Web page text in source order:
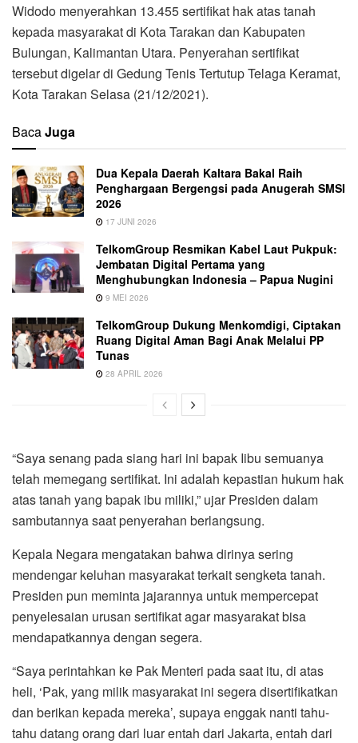
Widodo menyerahkan 13.455 sertifikat hak atas tanah
kepada masyarakat di Kota Tarakan dan Kabupaten
Bulungan, Kalimantan Utara. Penyerahan sertifikat
tersebut digelar di Gedung Tenis Tertutup Telaga Keramat,
Kota Tarakan Selasa (21/12/2021).
BacaJuga
Dua Kepala Daerah Kaltara Bakal Raih
Penghargaan Bergengsi pada Anugerah SMSI
2026
17 JUNI 2026
TelkomGroup Resmikan Kabel Laut Pukpuk:
Jembatan Digital Pertama yang
Menghubungkan Indonesia – Papua Nugini
9 MEI 2026
TelkomGroup Dukung Menkomdigi, Ciptakan
Ruang Digital Aman Bagi Anak Melalui PP
Tunas
28 APRIL 2026
“Saya senang pada siang hari ini bapak Iibu semuanya
telah memegang sertifikat. Ini adalah kepastian hukum hak
atas tanah yang bapak ibu miliki,” ujar Presiden dalam
sambutannya saat penyerahan berlangsung.
Kepala Negara mengatakan bahwa dirinya sering
mendengar keluhan masyarakat terkait sengketa tanah.
Presiden pun meminta jajarannya untuk mempercepat
penyelesaian urusan sertifikat agar masyarakat bisa
mendapatkannya dengan segera.
“Saya perintahkan ke Pak Menteri pada saat itu, di atas
heli, ‘Pak, yang milik masyarakat ini segera disertifikatkan
dan berikan kepada mereka’, supaya enggak nanti tahu-
tahu datang orang dari luar entah dari Jakarta, entah dari